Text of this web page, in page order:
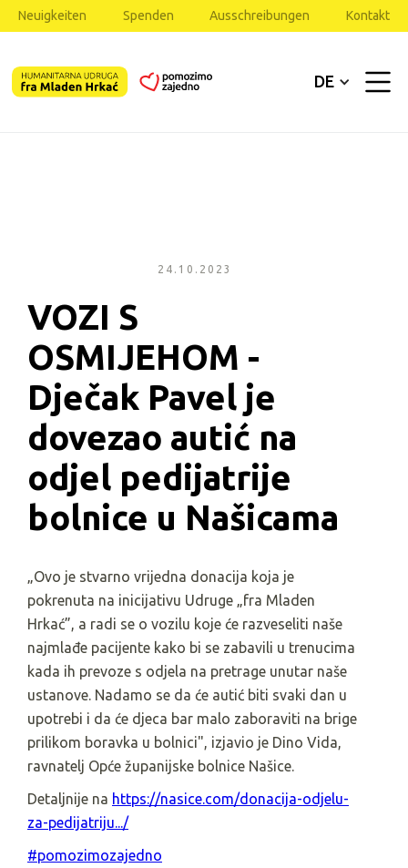
Neuigkeiten Spenden Ausschreibungen Kontakt
DE
24.10.2023
VOZI S
OSMIJEHOM -
Dječak Pavel je
dovezao autić na
odjel pedijatrije
bolnice u Našicama
„Ovo je stvarno vrijedna donacija koja je
pokrenuta na inicijativu Udruge „fra Mladen
Hrkać”, a radi se o vozilu koje će razveseliti naše
najmlađe pacijente kako bi se zabavili u trenucima
kada ih prevoze s odjela na pretrage unutar naše
ustanove. Nadamo se da će autić biti svaki dan u
upotrebi i da će djeca bar malo zaboraviti na brige
prilikom boravka u bolnici", izjavio je Dino Vida,
ravnatelj Opće županijske bolnice Našice.
Detaljnije na https://nasice.com/donacija-odjelu-
za-pedijatriju.../
#pomozimozajedno